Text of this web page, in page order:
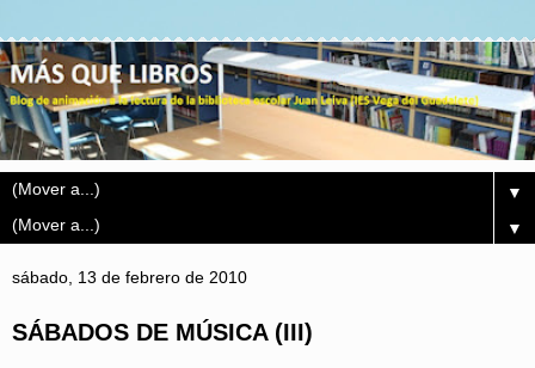
▼
▼
sábado, 13 de febrero de 2010
SÁBADOS DE MÚSICA (III)